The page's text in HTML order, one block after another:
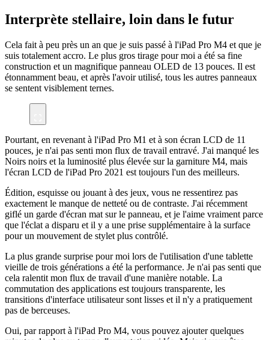
Interprète stellaire, loin dans le futur
Cela fait à peu près un an que je suis passé à l'iPad Pro M4 et que je
suis totalement accro. Le plus gros tirage pour moi a été sa fine
construction et un magnifique panneau OLED de 13 pouces. Il est
étonnamment beau, et après l'avoir utilisé, tous les autres panneaux
se sentent visiblement ternes.
Pourtant, en revenant à l'iPad Pro M1 et à son écran LCD de 11
pouces, je n'ai pas senti mon flux de travail entravé. J'ai manqué les
Noirs noirs et la luminosité plus élevée sur la garniture M4, mais
l'écran LCD de l'iPad Pro 2021 est toujours l'un des meilleurs.
Édition, esquisse ou jouant à des jeux, vous ne ressentirez pas
exactement le manque de netteté ou de contraste. J'ai récemment
giflé un garde d'écran mat sur le panneau, et je l'aime vraiment parce
que l'éclat a disparu et il y a une prise supplémentaire à la surface
pour un mouvement de stylet plus contrôlé.
La plus grande surprise pour moi lors de l'utilisation d'une tablette
vieille de trois générations a été la performance. Je n'ai pas senti que
cela ralentit mon flux de travail d'une manière notable. La
commutation des applications est toujours transparente, les
transitions d'interface utilisateur sont lisses et il n'y a pratiquement
pas de berceuses.
Oui, par rapport à l'iPad Pro M4, vous pouvez ajouter quelques